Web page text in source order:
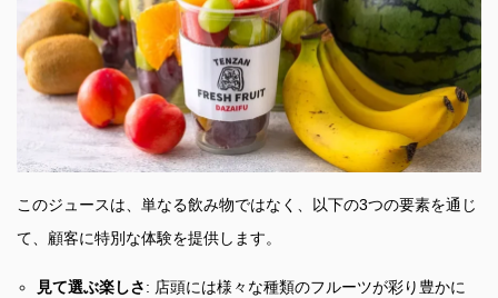
このジュースは、単なる飲み物ではなく、以下の3つの要素を通じ
て、顧客に特別な体験を提供します。
見て選ぶ楽しさ: 店頭には様々な種類のフルーツが彩り豊かに